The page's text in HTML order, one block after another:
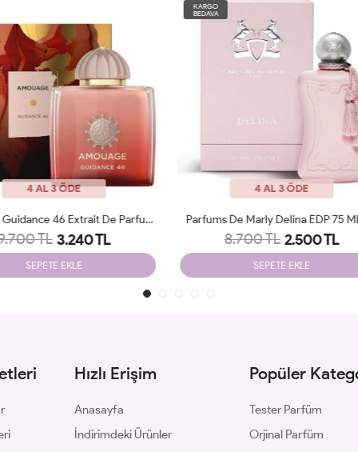
4 AL 3 ÖDE
De Marly Delina EDP 75 Ml JLT
8.700 TL 2.500 TL
SEPETE EKLE
KARGO
BEDAVA
4 AL 3 ÖDE
Amouage Guidance EDP 100
8.900 TL 3.250 TL
SEPETE EKLE
Hızlı Erişim
Anasayfa
İndirimdeki Ürünler
Popüler
Tester Parfüm
Orjinal Parfüm